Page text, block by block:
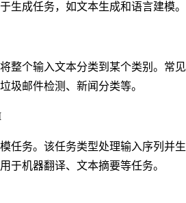
生成任务，如文本生成和语言建模。
整个输入文本分类到某个类别。常
圾邮件检测、新闻分类等。
任务。该任务类型处理输入序列并
于机器翻译、文本摘要等任务。